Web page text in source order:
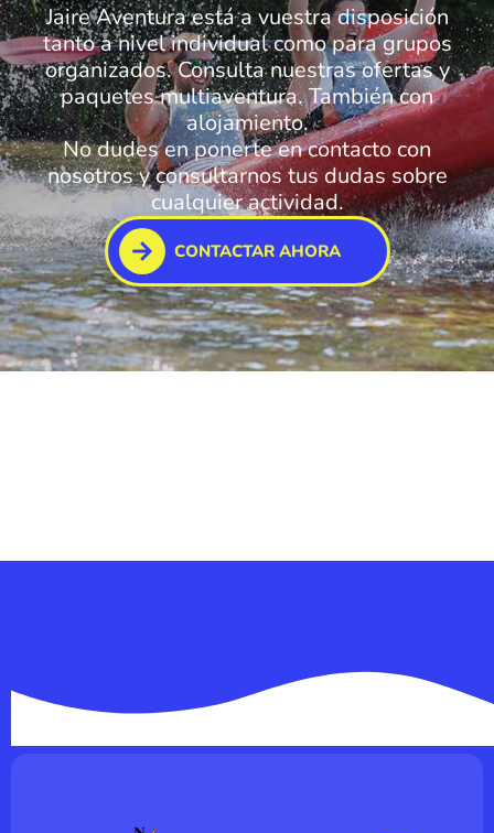
Jaire Aventura está a vuestra disposición
tanto a nivel individual como para grupos
organizados. Consulta nuestras ofertas y
paquetes multiaventura. También con
alojamiento.
No dudes en ponerte en contacto con
nosotros y consultarnos tus dudas sobre
cualquier actividad.
CONTACTAR AHORA